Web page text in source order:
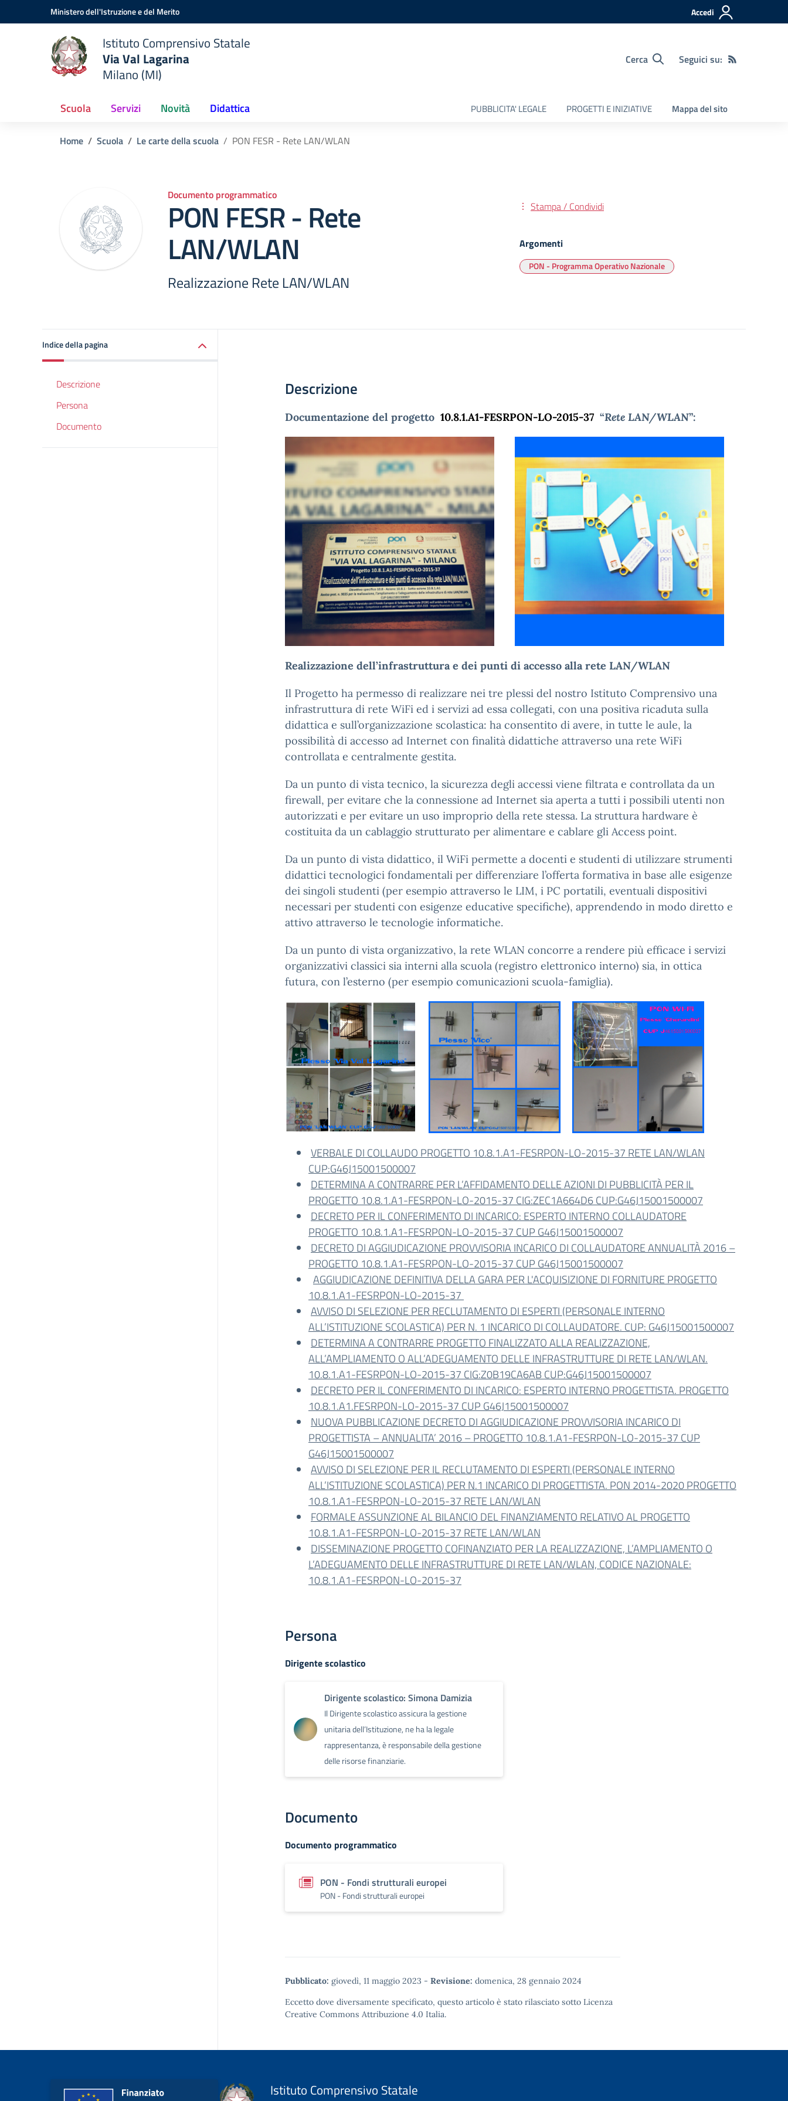
Vai ai contenuti
Vai al menu di navigazioneMinistero dell'Istruzione e del Merito Accedi
Istituto Comprensivo Statale
Via Val Lagarina
Milano (MI)
Cerca Seguici su:
Scuola Servizi Novità Didattica PUBBLICITA' LEGALE PROGETTI E INIZIATIVE Mappa del sito
Home Scuola Le carte della scuola PON FESR - Rete LAN/WLAN
Documento programmatico
PON FESR - Rete
LAN/WLAN
Realizzazione Rete LAN/WLAN
Stampa / Condividi
Argomenti
PON - Programma Operativo Nazionale
Indice della pagina
Descrizione
Persona
Documento
Descrizione
Documentazione del progetto 10.8.1.A1-FESRPON-LO-2015-37 “Rete LAN/WLAN”:
Realizzazione dell’infrastruttura e dei punti di accesso alla rete LAN/WLAN
Il Progetto ha permesso di realizzare nei tre plessi del nostro Istituto Comprensivo una
infrastruttura di rete WiFi ed i servizi ad essa collegati, con una positiva ricaduta sulla
didattica e sull’organizzazione scolastica: ha consentito di avere, in tutte le aule, la
possibilità di accesso ad Internet con finalità didattiche attraverso una rete WiFi
controllata e centralmente gestita.
Da un punto di vista tecnico, la sicurezza degli accessi viene filtrata e controllata da un
firewall, per evitare che la connessione ad Internet sia aperta a tutti i possibili utenti non
autorizzati e per evitare un uso improprio della rete stessa. La struttura hardware è
costituita da un cablaggio strutturato per alimentare e cablare gli Access point.
Da un punto di vista didattico, il WiFi permette a docenti e studenti di utilizzare strumenti
didattici tecnologici fondamentali per differenziare l’offerta formativa in base alle esigenze
dei singoli studenti (per esempio attraverso le LIM, i PC portatili, eventuali dispositivi
necessari per studenti con esigenze educative specifiche), apprendendo in modo diretto e
attivo attraverso le tecnologie informatiche.
Da un punto di vista organizzativo, la rete WLAN concorre a rendere più efficace i servizi
organizzativi classici sia interni alla scuola (registro elettronico interno) sia, in ottica
futura, con l’esterno (per esempio comunicazioni scuola-famiglia).
VERBALE DI COLLAUDO PROGETTO 10.8.1.A1-FESRPON-LO-2015-37 RETE LAN/WLAN
CUP:G46J15001500007
DETERMINA A CONTRARRE PER L’AFFIDAMENTO DELLE AZIONI DI PUBBLICITÀ PER IL
PROGETTO 10.8.1.A1-FESRPON-LO-2015-37 CIG:ZEC1A664D6 CUP:G46J15001500007
DECRETO PER IL CONFERIMENTO DI INCARICO: ESPERTO INTERNO COLLAUDATORE
PROGETTO 10.8.1.A1-FESRPON-LO-2015-37 CUP G46J15001500007
DECRETO DI AGGIUDICAZIONE PROVVISORIA INCARICO DI COLLAUDATORE ANNUALITÀ 2016 –
PROGETTO 10.8.1.A1-FESRPON-LO-2015-37 CUP G46J15001500007
AGGIUDICAZIONE DEFINITIVA DELLA GARA PER L'ACQUISIZIONE DI FORNITURE PROGETTO
10.8.1.A1-FESRPON-LO-2015-37
AVVISO DI SELEZIONE PER RECLUTAMENTO DI ESPERTI (PERSONALE INTERNO
ALL’ISTITUZIONE SCOLASTICA) PER N. 1 INCARICO DI COLLAUDATORE. CUP: G46J15001500007
DETERMINA A CONTRARRE PROGETTO FINALIZZATO ALLA REALIZZAZIONE,
ALL’AMPLIAMENTO O ALL’ADEGUAMENTO DELLE INFRASTRUTTURE DI RETE LAN/WLAN.
10.8.1.A1-FESRPON-LO-2015-37 CIG:Z0B19CA6AB CUP:G46J15001500007
DECRETO PER IL CONFERIMENTO DI INCARICO: ESPERTO INTERNO PROGETTISTA. PROGETTO
10.8.1.A1.FESRPON-LO-2015-37 CUP G46J15001500007
NUOVA PUBBLICAZIONE DECRETO DI AGGIUDICAZIONE PROVVISORIA INCARICO DI
PROGETTISTA – ANNUALITA’ 2016 – PROGETTO 10.8.1.A1-FESRPON-LO-2015-37 CUP
G46J15001500007
AVVISO DI SELEZIONE PER IL RECLUTAMENTO DI ESPERTI (PERSONALE INTERNO
ALL’ISTITUZIONE SCOLASTICA) PER N.1 INCARICO DI PROGETTISTA. PON 2014-2020 PROGETTO
10.8.1.A1-FESRPON-LO-2015-37 RETE LAN/WLAN
FORMALE ASSUNZIONE AL BILANCIO DEL FINANZIAMENTO RELATIVO AL PROGETTO
10.8.1.A1-FESRPON-LO-2015-37 RETE LAN/WLAN
DISSEMINAZIONE PROGETTO COFINANZIATO PER LA REALIZZAZIONE, L’AMPLIAMENTO O
L’ADEGUAMENTO DELLE INFRASTRUTTURE DI RETE LAN/WLAN, CODICE NAZIONALE:
10.8.1.A1-FESRPON-LO-2015-37
Persona
Dirigente scolastico
Dirigente scolastico: Simona Damizia
Il Dirigente scolastico assicura la gestione
unitaria dell’Istituzione, ne ha la legale
rappresentanza, è responsabile della gestione
delle risorse finanziarie.
Documento
Documento programmatico
PON - Fondi strutturali europei
PON - Fondi strutturali europei
Pubblicato: giovedì, 11 maggio 2023 - Revisione: domenica, 28 gennaio 2024
Eccetto dove diversamente specificato, questo articolo è stato rilasciato sotto Licenza
Creative Commons Attribuzione 4.0 Italia.
Istituto Comprensivo Statale